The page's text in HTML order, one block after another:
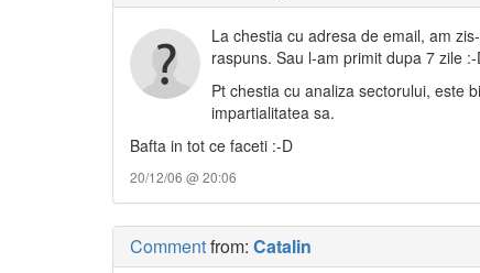
La chestia cu adresa de email, am
raspuns. Sau l-am primit dupa 7 zile :-
Pt chestia cu analiza sectorului, este
impartialitatea sa.
Bafta in tot ce faceti :-D
20/12/06 @ 20:06
Commentfrom: Catalin